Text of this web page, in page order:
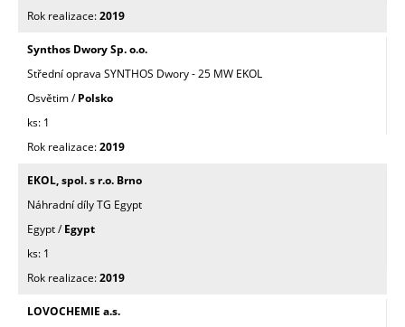
2019
Synthos Dwory Sp. o.o.
Střední oprava SYNTHOS Dwory - 25 MW EKOL
Osvětim /Polsko
1
2019
EKOL, spol. s r.o. Brno
Náhradní díly TG Egypt
Egypt /Egypt
1
2019
LOVOCHEMIE a.s.